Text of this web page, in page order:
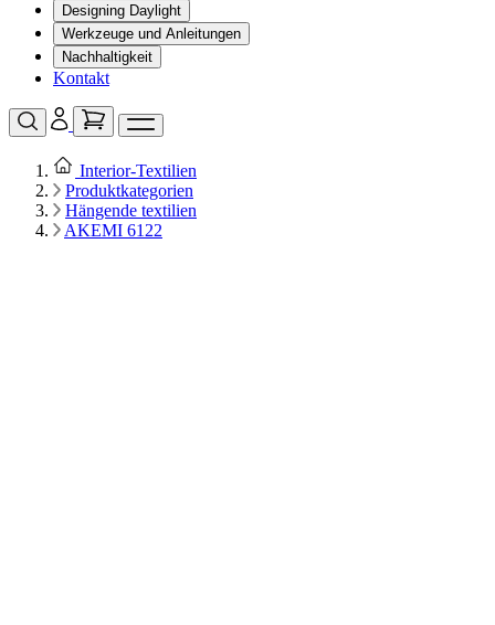
Designing Daylight
Werkzeuge und Anleitungen
Nachhaltigkeit
Kontakt
Interior‑Textilien
Produktkategorien
Hängende textilien
AKEMI 6122